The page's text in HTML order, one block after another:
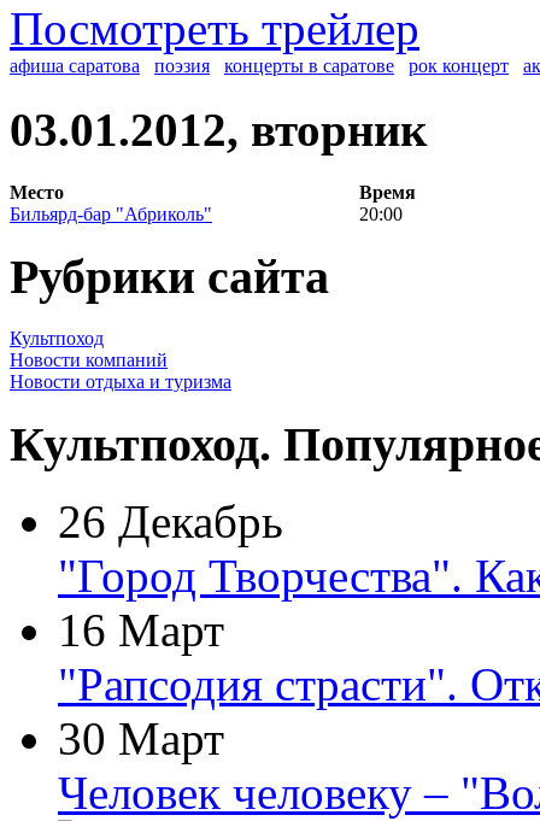
Посмотреть трейлер
афиша саратова поэзия концерты в саратове рок концерт
03.01.2012, вторник
Место
Время
Бильярд-бар "Абриколь"
20:00
Рубрики сайта
Культпоход
Новости компаний
Новости отдыха и туризма
Культпоход.
26 Декабрь
"Город Творчества".
16 Март
"Рапсодия страсти".
30 Март
Человек человеку –